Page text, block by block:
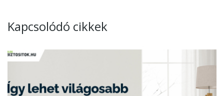
Kapcsolódó cikkek